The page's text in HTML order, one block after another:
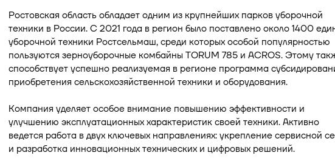
Ростовская область обладает одним из крупнейших парков уборочной
техники в России. С 2021 года в регион было поставлено около 1400
уборочной техники Ростсельмаш, среди которых особой популярностью
пользуются зерноуборочные комбайны TORUM 785 и ACROS. Этому
способствует успешно реализуемая в регионе программа
приобретения сельскохозяйственной техники и оборудования.
Компания уделяет особое внимание повышению эффективности и
улучшению эксплуатационных характеристик своей техники. Активно
ведется работа в двух ключевых направлениях: укрепление сервисной
и разработка инновационных технических и цифровых решений.